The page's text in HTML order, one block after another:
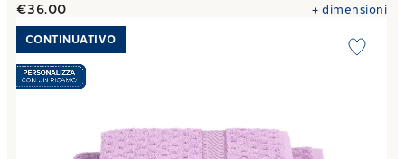
€36.00 +dimensioni
Link to "Asciugamano con Ospite Sirena in Cotone 450 gr/
CONTINUATIVO